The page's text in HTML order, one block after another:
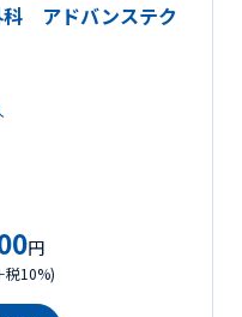
アドバンステク
円
税10%)